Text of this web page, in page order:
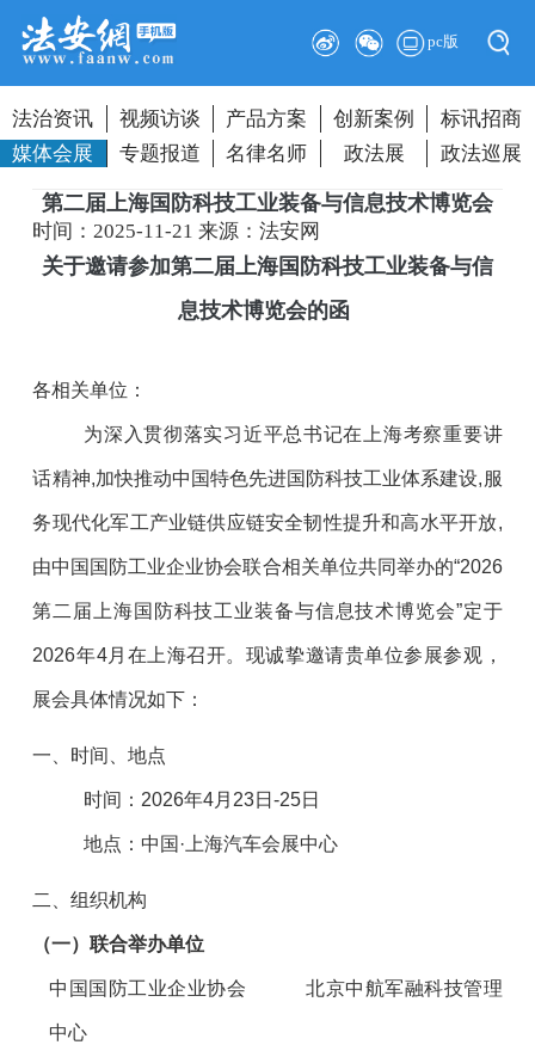
pc版
法治资讯 视频访谈 产品方案 创新案例
标讯招商
媒体会展
专题报道 名律名师 政法展 政法巡展
第二届上海国防科技工业装备与信息技术博览会
时间：2025-11-21来源：法安网
关于邀请参加第二届上海国防科技工业装备与信
息技术博览会的函
各相关单位：
为深入贯彻落实习近平总书记在上海考察重要讲
话精神,加快推动中国特色先进国防科技工业体系建设,服
务现代化军工产业链供应链安全韧性提升和高水平开放,
由中国国防工业企业协会联合相关单位共同举办的“2026
第二届上海国防科技工业装备与信息技术博览会”定于
2026年4月在上海召开。现诚挚邀请贵单位参展参观，
展会具体情况如下：
一、时间、地点
时间：2026年4月23日-25日
地点：中国·上海汽车会展中心
二、组织机构
（一）联合举办单位
中国国防工业企业协会 北京中航军融科技管理
中心